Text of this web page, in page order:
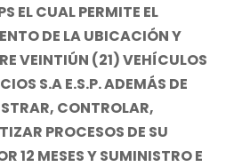
EL CUAL PERMITE EL
DE LA UBICACIÓN Y
VEINTIÚN (21) VEHÍCULOS
S.A E.S.P. ADEMÁS DE
CONTROLAR,
PROCESOS DE SU
12 MESES Y SUMINISTRO E